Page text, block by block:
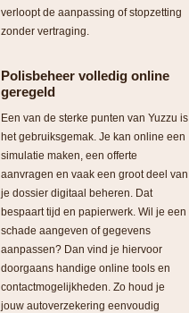
verloopt de aanpassing of stopzetting
zonder vertraging.
Polisbeheer volledig online
geregeld
Een van de sterke punten van Yuzzu is
het gebruiksgemak. Je kan online een
simulatie maken, een offerte
aanvragen en vaak een groot deel van
je dossier digitaal beheren. Dat
bespaart tijd en papierwerk. Wil je een
schade aangeven of gegevens
aanpassen? Dan vind je hiervoor
doorgaans handige online tools en
contactmogelijkheden. Zo houd je
jouw autoverzekering eenvoudig